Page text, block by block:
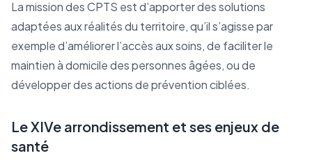
La mission des CPTS est d’apporter des solutions
adaptées aux réalités du territoire, qu’il s’agisse par
exemple d’améliorer l’accès aux soins, de faciliter le
maintien à domicile des personnes âgées, ou de
développer des actions de prévention ciblées.
Le XIVe arrondissement et ses enjeux de
santé